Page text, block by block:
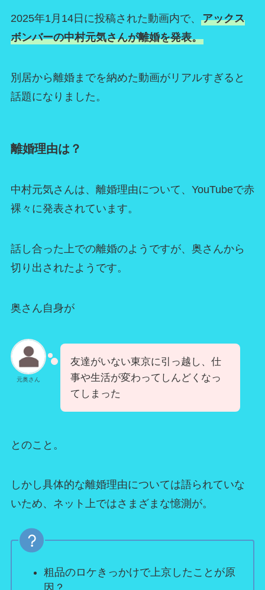
2025年1月14日に投稿された動画内で、 アックス
ボンバーの中村元気さんが離婚を発表。
別居から離婚までを納めた動画がリアルすぎると
話題になりました。
離婚理由は？
中村元気さんは、離婚理由について、YouTubeで赤
裸々に発表されています。
話し合った上での離婚のようですが、奥さんから
切り出されたようです。
奥さん自身が
元奥さん
友達がいない東京に引っ越し、仕
事や生活が変わってしんどくなっ
てしまった
とのこと。
しかし具体的な離婚理由については語られていな
いため、ネット上ではさまざまな憶測が。
粗品のロケきっかけで上京したことが原